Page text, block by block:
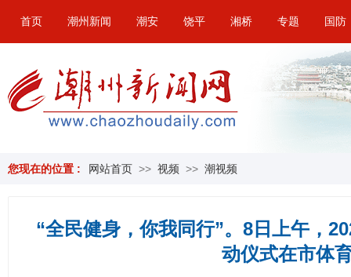
首页 潮州新闻 潮安 饶平 湘桥 专题 国防
您现在的位置 : 网站首页 >> 视频 >> 潮视频
“全民健身，你我同行”。8日上午，
动仪式在市体